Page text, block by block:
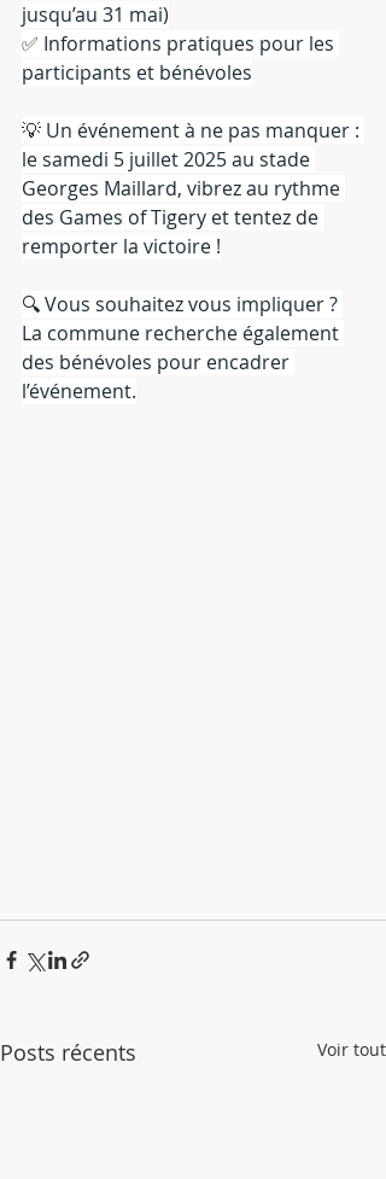
jusqu’au 31 mai)
✅ Informations pratiques pour les
participants et bénévoles
💡 Un événement à ne pas manquer :
le samedi 5 juillet 2025 au stade
Georges Maillard, vibrez au rythme
des Games of Tigery et tentez de
remporter la victoire !
🔍 Vous souhaitez vous impliquer ?
La commune recherche également
des bénévoles pour encadrer
l’événement.
Posts récents Voir tout